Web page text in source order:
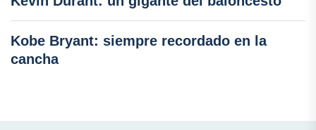
Kobe Bryant: siempre recordado en la
cancha